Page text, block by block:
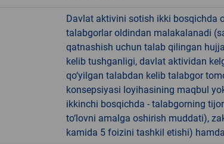
Davlat aktivini sotish ikki bosqichda
talabgorlar oldindan malakalanadi
qatnashish uchun talab qilingan
kelib tushganligi, davlat aktividan
qo‘yilgan talabdan kelib talabgor
konsepsiyasi loyihasining maqbul
ikkinchi bosqichda - talabgorning
to‘lovni amalga oshirish muddati),
kamida 5 foizini tashkil etishi)